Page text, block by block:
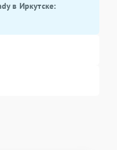
в Иркутске: